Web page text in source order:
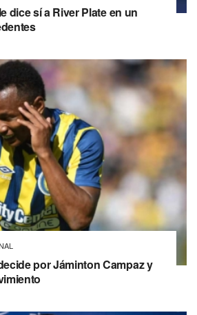
dice sí a River Plate en un
por Jáminton Campaz y